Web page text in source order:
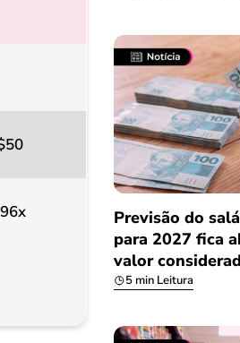
Previsão do
para 2027 fica
valor
5 min Leitura